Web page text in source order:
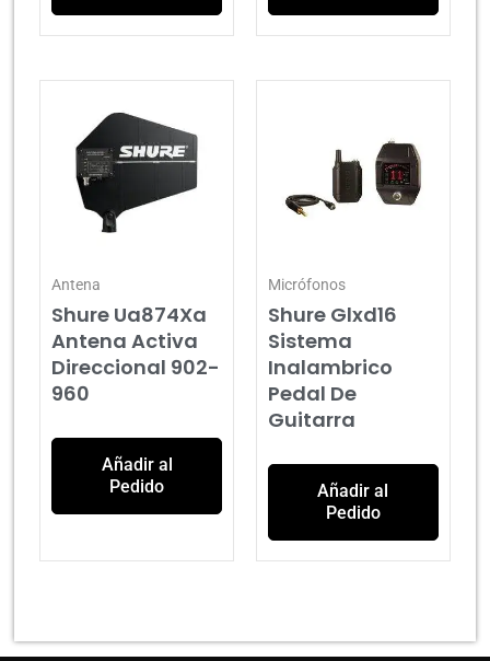
Antena
Shure Ua874Xa
Antena Activa
Direccional 902-
960
Añadir al
Pedido
Micrófonos
Shure Glxd16
Sistema
Inalambrico
Pedal De
Guitarra
Añadir al
Pedido